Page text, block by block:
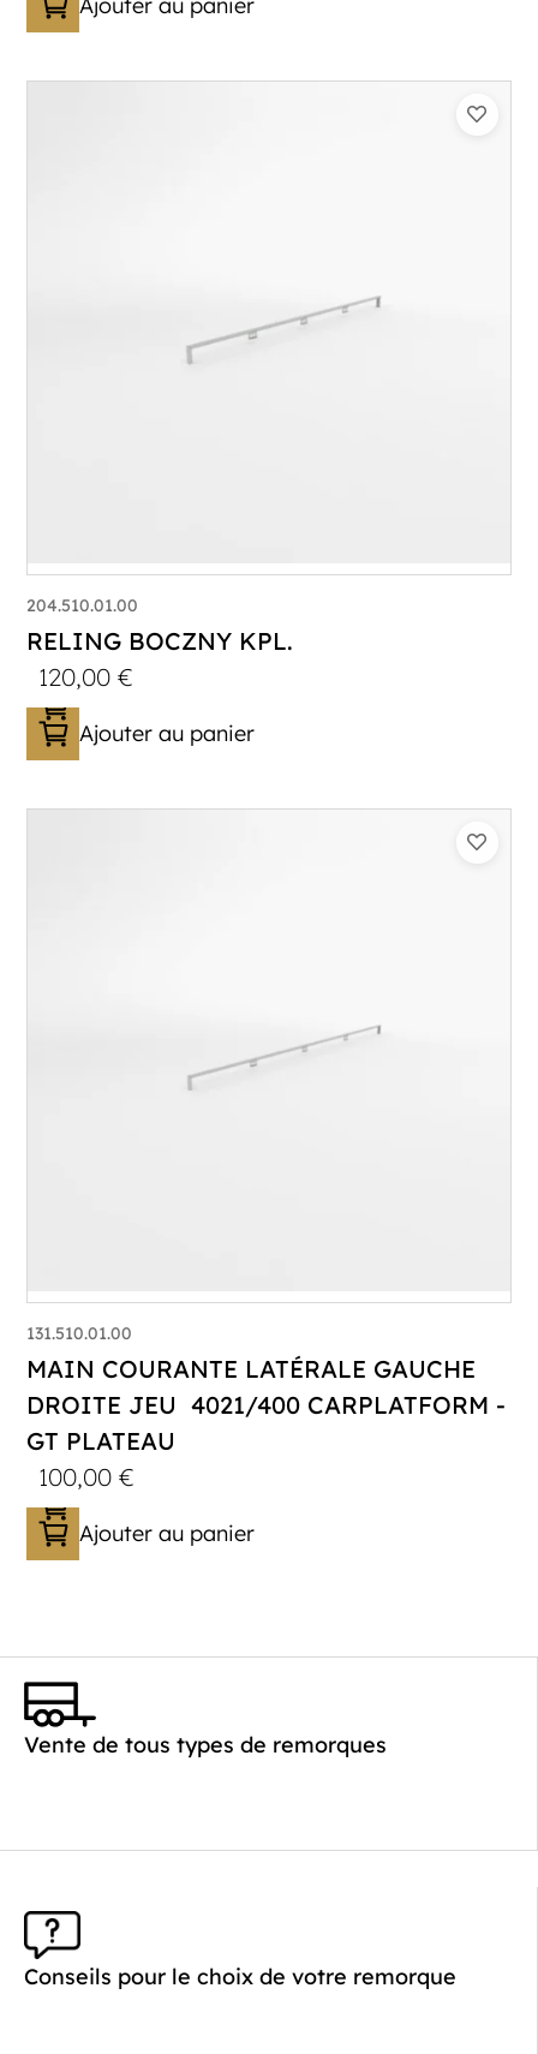
204.510.01.00
RELING BOCZNY KPL.
120,00€
Ajouter au panier
131.510.01.00
MAIN COURANTE LATÉRALE GAUCHE
DROITE JEU 4021/400 CARPLATFORM -
GT PLATEAU
100,00€
Ajouter au panier
Vente de tous types de remorques
Conseils pour le choix de votre remorque